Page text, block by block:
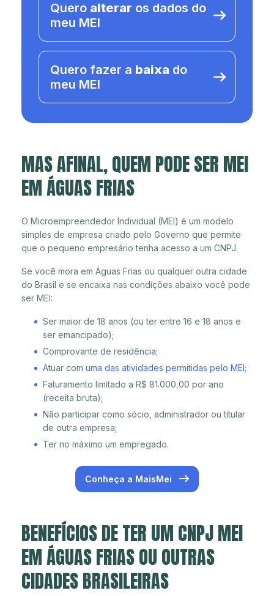
Quero alterar os dados do
meu MEI
Quero fazer a baixa do
meu MEI
MAS AFINAL, QUEM PODE SER MEI
EM ÁGUAS FRIAS
O Microempreendedor Individual (MEI) é um modelo
simples de empresa criado pelo Governo que permite
que o pequeno empresário tenha acesso a um CNPJ.
Se você mora em Águas Frias ou qualquer outra cidade
do Brasil e se encaixa nas condições abaixo você pode
ser MEI:
Ser maior de 18 anos (ou ter entre 16 e 18 anos e
ser emancipado);
Comprovante de residência;
Atuar com uma das atividades permitidas pelo MEI;
Faturamento limitado a R$ 81.000,00 por ano
(receita bruta);
Não participar como sócio, administrador ou titular
de outra empresa;
Ter no máximo um empregado.
Conheça a MaisMei
BENEFÍCIOS DE TER UM CNPJ MEI
EM ÁGUAS FRIAS OU OUTRAS
CIDADES BRASILEIRAS